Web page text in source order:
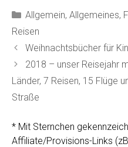
Kategorien
Allgemein, Allgemeines,
Reisen
Weihnachtsbücher für
2018 – unser Reisejahr
Länder, 7 Reisen, 15 Flüge
Straße
* Mit Sternchen
Affiliate/Provisions-Links